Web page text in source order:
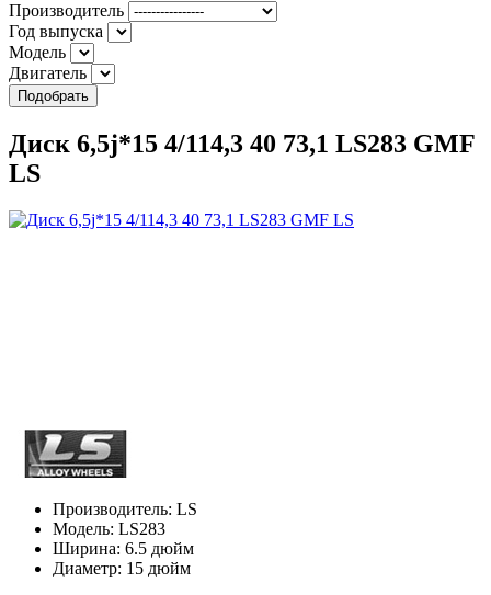
Производитель
Год выпуска
Модель
Двигатель
Подобрать
Диск 6,5j*15 4/114,3 40 73,1 LS283 GMF
LS
Производитель: LS
Модель: LS283
Ширина: 6.5 дюйм
Диаметр: 15 дюйм